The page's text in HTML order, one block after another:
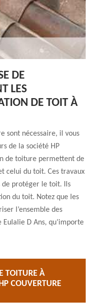
DE
LES
DE TOIT À
sont nécessaire, il vous
de la société HP
de toiture permettent de
celui du toit. Ces travaux
de protéger le toit. Ils
du toit. Notez que les
l’ensemble des
D Ans, qu’importe
TOITURE À
COUVERTURE